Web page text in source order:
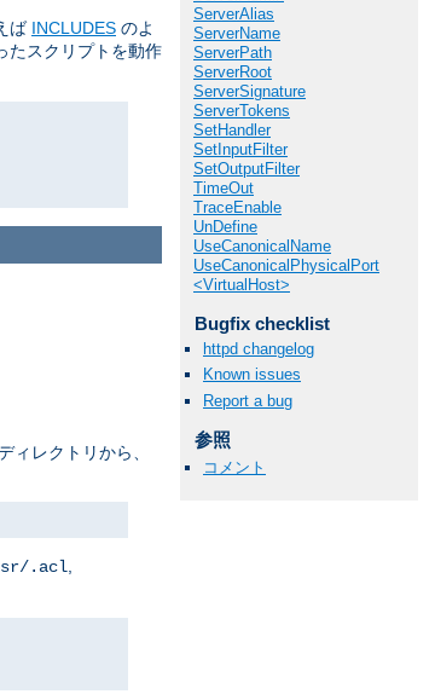
ServerAlias
ServerName
ServerPath
ServerRoot
ServerSignature
ServerTokens
SetHandler
SetInputFilter
SetOutputFilter
TimeOut
TraceEnable
UnDefine
UseCanonicalName
UseCanonicalPhysicalPort
<VirtualHost>
Bugfix checklist
httpd changelog
Known issues
Report a bug
参照
コメント
ば INCLUDES のよ
たスクリプトを動作
ィレクトリから、
.acl,